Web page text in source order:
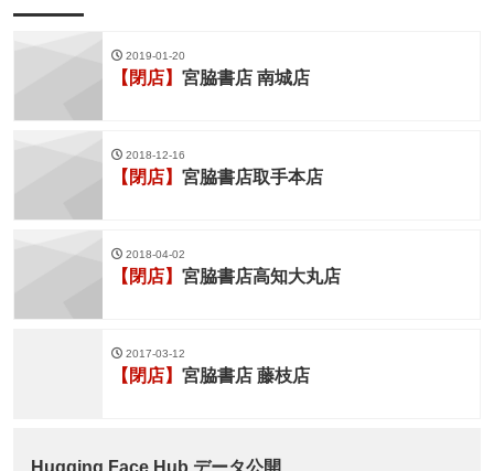
2019-01-20
【閉店】 宮脇書店 南城店
2018-12-16
【閉店】 宮脇書店取手本店
2018-04-02
【閉店】 宮脇書店高知大丸店
2017-03-12
【閉店】 宮脇書店 藤枝店